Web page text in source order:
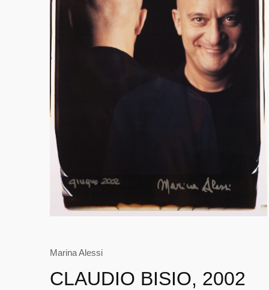
Marina Alessi
CLAUDIO BISIO, 2002